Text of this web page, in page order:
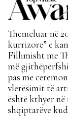
Themeluar në
kurrizore” e
Fillimisht me
më
pas me
vlerësimit të
është kthyer
shqiptarëve